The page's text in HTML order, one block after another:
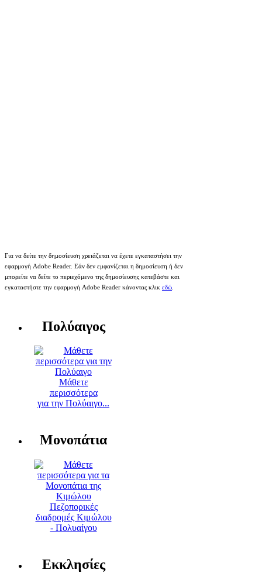
Για να δείτε την δημοσίευση χρειάζεται να έχετε εγκαταστήσει την
εφαρμογή Adobe Reader. Εάν δεν εμφανίζεται η δημοσίευση ή δεν
μπορείτε να δείτε το περιεχόμενο της δημοσίευσης κατεβάστε και
εγκαταστήστε την εφαρμογή Adobe Reader κάνοντας κλικ εδώ
Πολύαιγος
Μάθετε
περισσότερα
για την Πολύαιγο...
Μονοπάτια
Πεζοπορικές
διαδρομές Κιμώλου
- Πολυαίγου
Εκκλησίες